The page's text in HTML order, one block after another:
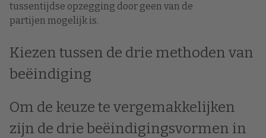
tussentijdse opzegging door geen van de
partijen mogelijk is.
Kiezen tussen de drie methoden van
beëindiging
Om de keuze te vergemakkelijken
zijn de drie beëindigingsvormen in